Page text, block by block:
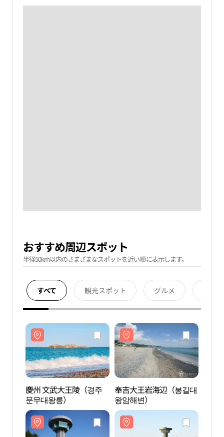
おすすめ周辺スポット
半径50km以内のさまざまなスポットを近い順に表示します。
すべて 観光スポット グルメ
慶州 文武大王陵（경주
문무대왕릉）
奉吉大王岩海辺（봉길대
왕암해변）